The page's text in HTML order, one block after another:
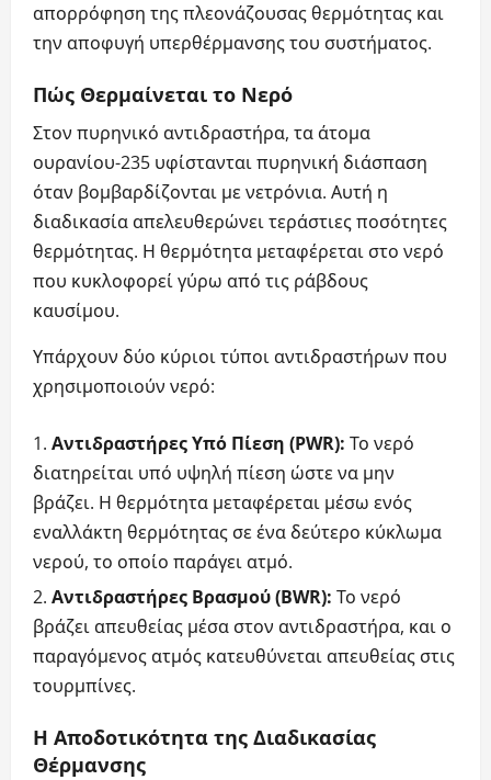
απορρόφηση της πλεονάζουσας θερμότητας και
την αποφυγή υπερθέρμανσης του συστήματος.
Πώς Θερμαίνεται το Νερό
Στον πυρηνικό αντιδραστήρα, τα άτομα
ουρανίου-235 υφίστανται πυρηνική διάσπαση
όταν βομβαρδίζονται με νετρόνια. Αυτή η
διαδικασία απελευθερώνει τεράστιες ποσότητες
θερμότητας. Η θερμότητα μεταφέρεται στο νερό
που κυκλοφορεί γύρω από τις ράβδους
καυσίμου.
Υπάρχουν δύο κύριοι τύποι αντιδραστήρων που
χρησιμοποιούν νερό:
Αντιδραστήρες Υπό Πίεση (PWR): Το νερό
διατηρείται υπό υψηλή πίεση ώστε να μην
βράζει. Η θερμότητα μεταφέρεται μέσω ενός
εναλλάκτη θερμότητας σε ένα δεύτερο κύκλωμα
νερού, το οποίο παράγει ατμό.
Αντιδραστήρες Βρασμού (BWR): Το νερό
βράζει απευθείας μέσα στον αντιδραστήρα, και ο
παραγόμενος ατμός κατευθύνεται απευθείας στις
τουρμπίνες.
Η Αποδοτικότητα της Διαδικασίας
Θέρμανσης